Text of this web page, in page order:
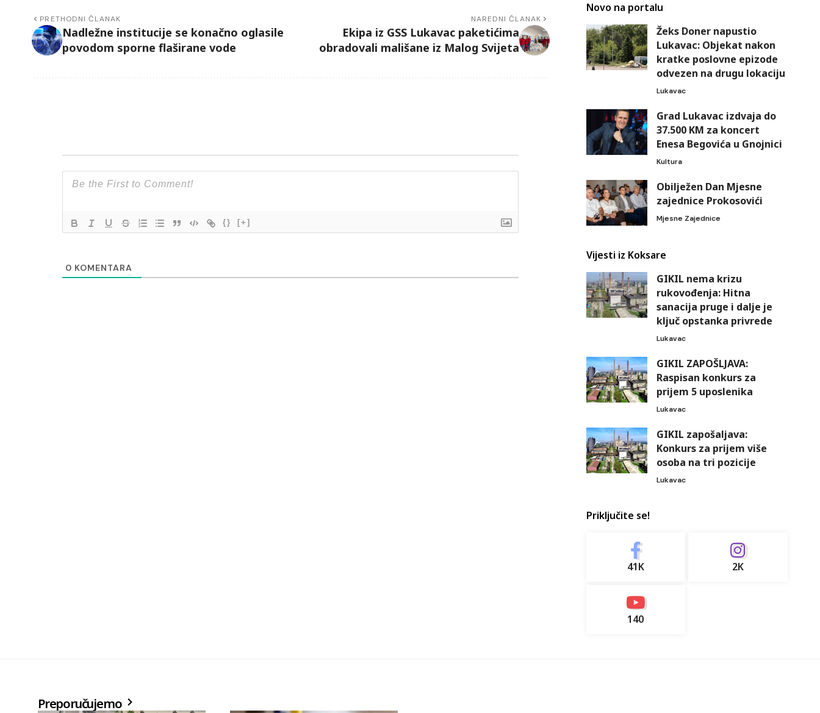
PRETHODNI ČLANAK
Nadležne institucije se konačno oglasile
povodom sporne flaširane vode
NAREDNI ČLANAK
Ekipa iz GSS Lukavac paketićima
obradovali mališane iz Malog Svijeta
{} [+]
0 KOMENTARA
Novo na portalu
Žeks Doner napustio
Lukavac: Objekat nakon
kratke poslovne epizode
odvezen na drugu lokaciju
Lukavac
Grad Lukavac izdvaja do
37.500 KM za koncert
Enesa Begovića u Gnojnici
Kultura
Obilježen Dan Mjesne
zajednice Prokosovići
Mjesne Zajednice
Vijesti iz Koksare
GIKIL nema krizu
rukovođenja: Hitna
sanacija pruge i dalje je
ključ opstanka privrede
Lukavac
GIKIL ZAPOŠLJAVA:
Raspisan konkurs za
prijem 5 uposlenika
Lukavac
GIKIL zapošaljava:
Konkurs za prijem više
osoba na tri pozicije
Lukavac
Priključite se!
41K 2K
140
Preporučujemo